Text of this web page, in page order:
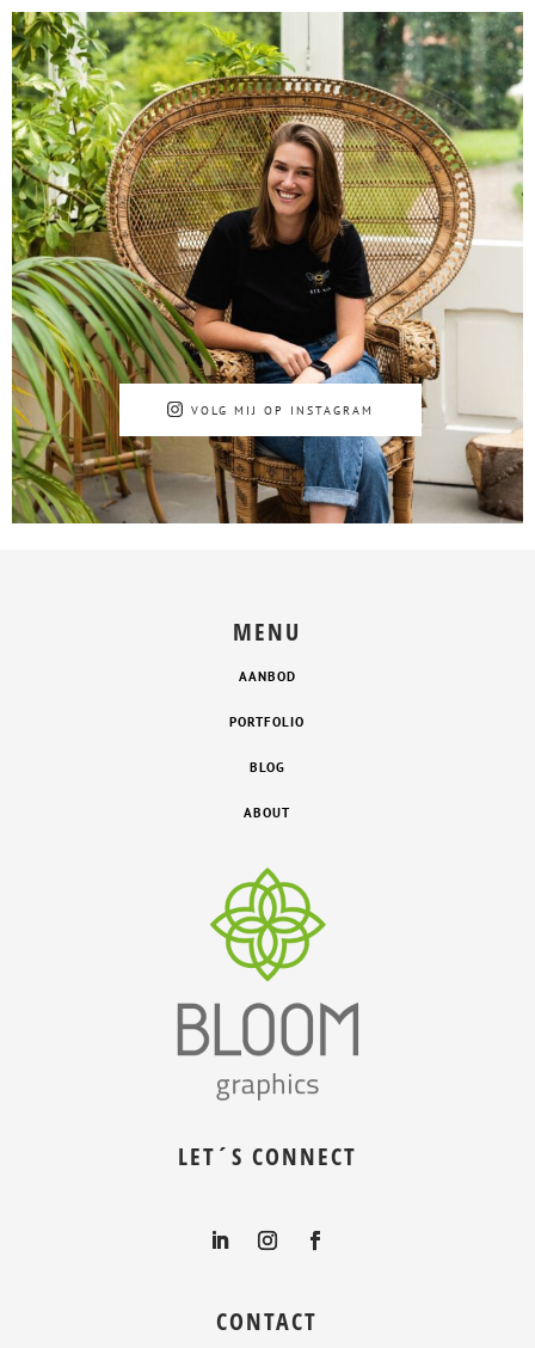
VOLG MIJ OP INSTAGRAM
MENU
AANBOD
PORTFOLIO
BLOG
ABOUT
LET´S CONNECT
CONTACT